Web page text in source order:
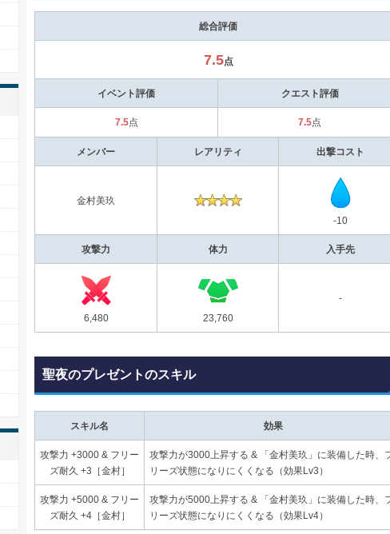
総合評価
7.5点
イベント評価 クエスト評価
7.5点 7.5点
メンバー レアリティ 出撃コスト
金村美玖
-10
攻撃力 体力 入手先
6,480 23,760
-
聖夜のプレゼントのスキル
スキル名 効果
攻撃力 +3000 & フリー
ズ耐久 +3［金村］
攻撃力が3000上昇する & 「金村美玖」に装備した時、
リーズ状態になりにくくなる（効果Lv3）
攻撃力 +5000 & フリー
ズ耐久 +4［金村］
攻撃力が5000上昇する & 「金村美玖」に装備した時、
リーズ状態になりにくくなる（効果Lv4）